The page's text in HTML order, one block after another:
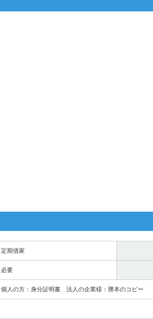
定期借家
必要
個人の方：身分証明書 法人の企業様：謄本のコピー